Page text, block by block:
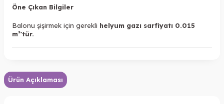
Öne Çıkan Bilgiler
Balonu şişirmek için gerekli helyum gazı sarfiyatı 0.015
m³'tür.
Ürün Açıklaması